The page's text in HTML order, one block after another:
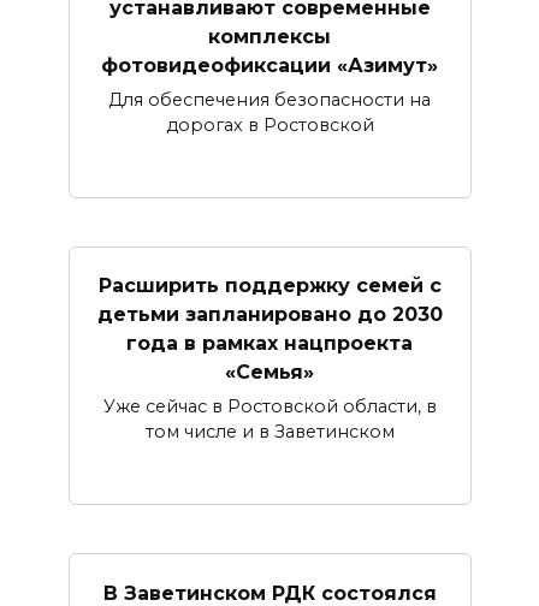
устанавливают современные
комплексы
фотовидеофиксации «Азимут»
Для обеспечения безопасности на
дорогах в Ростовской
Расширить поддержку семей с
детьми запланировано до 2030
года в рамках нацпроекта
«Семья»
Уже сейчас в Ростовской области, в
том числе и в Заветинском
В Заветинском РДК состоялся